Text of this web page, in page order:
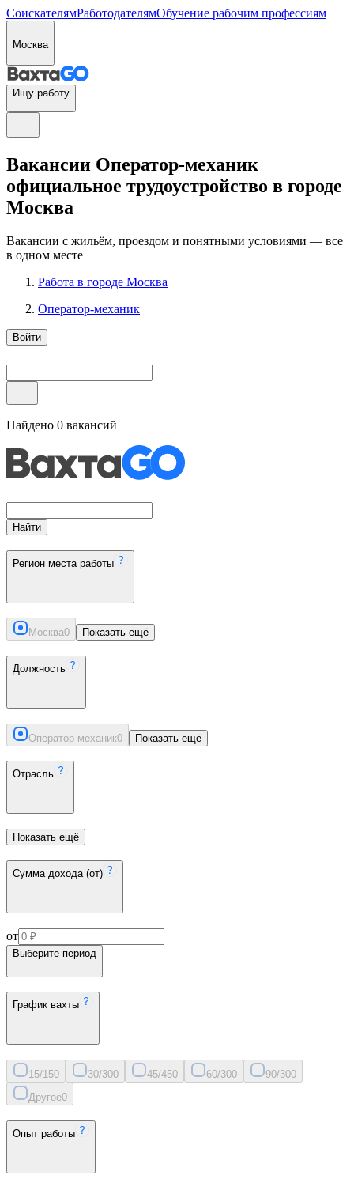
СоискателямРаботодателямОбучение рабочим профессиям
Москва
Ищу работу
Вакансии Оператор-механик
официальное трудоустройство в городе
Москва
Вакансии с жильём, проездом и понятными условиями — все
в одном месте
Работа в городе Москва
Оператор-механик
Войти
Найдено 0 вакансий
Найти
Регион места работы
Москва0 Показать ещё
Должность
Оператор-механик0 Показать ещё
Отрасль
Показать ещё
Сумма дохода (от)
от
Выберите период
График вахты
15/150 30/300 45/450 60/300 90/300
Другое0
Опыт работы